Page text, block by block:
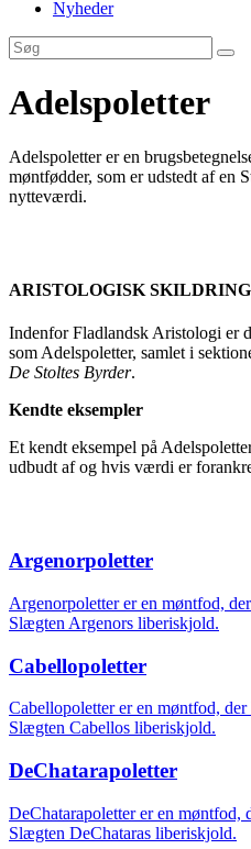
Nyheder
Adelspoletter
Adelspoletter er en
møntfødder, som er udstedt af en
nytteværdi.
ARISTOLOGISK SKILDRING
Indenfor Fladlandsk Aristologi er
som Adelspoletter, samlet i
De Stoltes Byrder.
Kendte eksempler
Et kendt eksempel på
udbudt af og hvis værdi er
Argenorpoletter
Argenorpoletter er en møntfod,
Slægten Argenors liberiskjold.
Cabellopoletter
Cabellopoletter er en møntfod,
Slægten Cabellos liberiskjold.
DeChatarapoletter
DeChatarapoletter er en møntfod,
Slægten DeChataras liberiskjold.